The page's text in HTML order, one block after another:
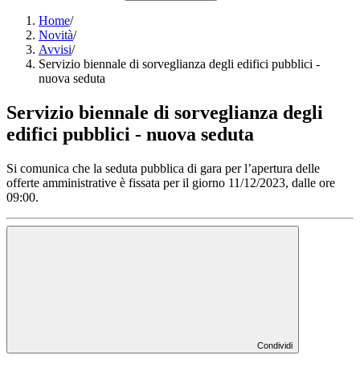
Home/
Novità/
Avvisi/
Servizio biennale di sorveglianza degli edifici pubblici -
nuova seduta
Servizio biennale di sorveglianza degli
edifici pubblici - nuova seduta
Si comunica che la seduta pubblica di gara per l’apertura delle
offerte amministrative è fissata per il giorno 11/12/2023, dalle ore
09:00.
Condividi